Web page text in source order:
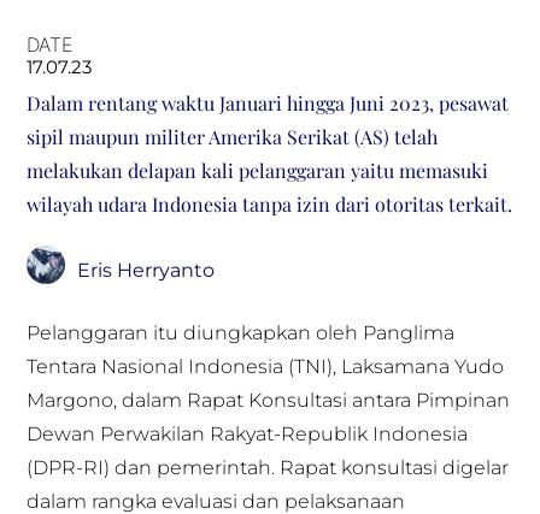
DATE
17.07.23
Dalam rentang waktu Januari hingga Juni 2023, pesawat
sipil maupun militer Amerika Serikat (AS) telah
melakukan delapan kali pelanggaran yaitu memasuki
wilayah udara Indonesia tanpa izin dari otoritas terkait.
Eris Herryanto
Pelanggaran itu diungkapkan oleh Panglima
Tentara Nasional Indonesia (TNI), Laksamana Yudo
Margono, dalam Rapat Konsultasi antara Pimpinan
Dewan Perwakilan Rakyat-Republik Indonesia
(DPR-RI) dan pemerintah. Rapat konsultasi digelar
dalam rangka evaluasi dan pelaksanaan